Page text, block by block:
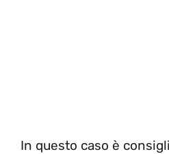
In questo caso è